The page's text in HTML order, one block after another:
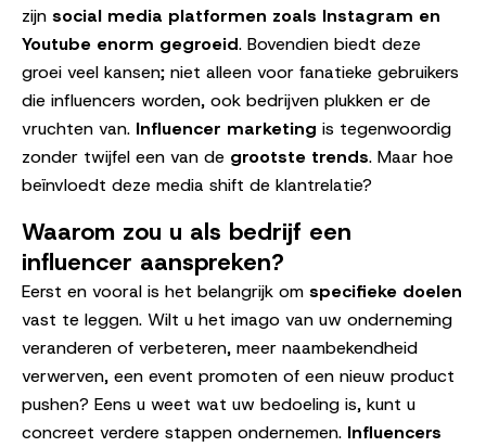
zijn social media platformen zoals Instagram en
Youtube enorm gegroeid. Bovendien biedt deze
groei veel kansen; niet alleen voor fanatieke gebruikers
die influencers worden, ook bedrijven plukken er de
vruchten van. Influencer marketing is tegenwoordig
zonder twijfel een van de grootste trends. Maar hoe
beïnvloedt deze media shift de klantrelatie?
Waarom zou u als bedrijf een
influencer aanspreken?
Eerst en vooral is het belangrijk om specifieke doelen
vast te leggen. Wilt u het imago van uw onderneming
veranderen of verbeteren, meer naambekendheid
verwerven, een event promoten of een nieuw product
pushen? Eens u weet wat uw bedoeling is, kunt u
concreet verdere stappen ondernemen. Influencers